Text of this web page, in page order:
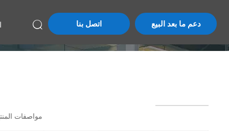
 اتصل بنا دعم ما بعد البيع
مواصفات